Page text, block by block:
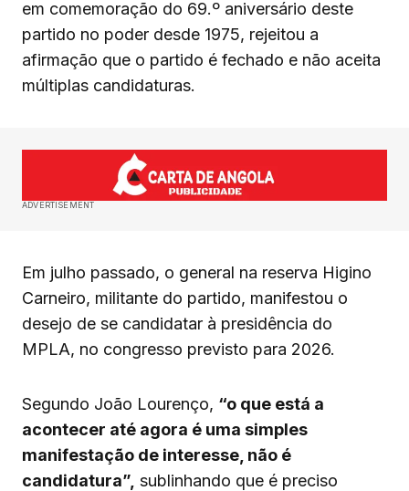
em comemoração do 69.º aniversário deste
partido no poder desde 1975, rejeitou a
afirmação que o partido é fechado e não aceita
múltiplas candidaturas.
ADVERTISEMENT
Em julho passado, o general na reserva Higino
Carneiro, militante do partido, manifestou o
desejo de se candidatar à presidência do
MPLA, no congresso previsto para 2026.
Segundo João Lourenço, “o que está a
acontecer até agora é uma simples
manifestação de interesse, não é
candidatura”, sublinhando que é preciso